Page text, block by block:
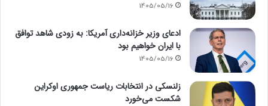
1405/05/16
ادعای وزیر خزانه‌داری آمریکا: به زودی شاهد توافق
با ایران خواهیم بود
1405/05/16
زلنسکی در انتخابات ریاست جمهوری اوکراین
شکست می‌خورد